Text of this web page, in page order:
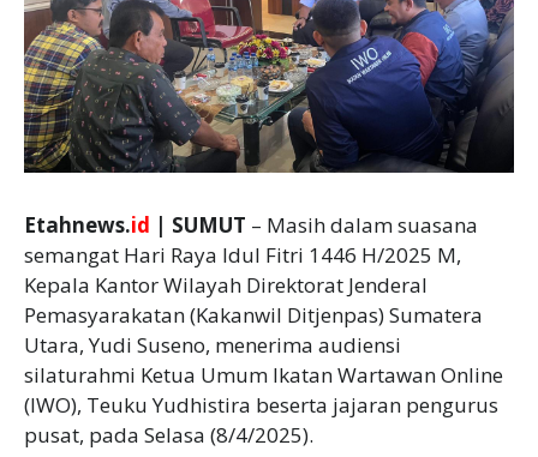
Etahnews.id | SUMUT – Masih dalam suasana
semangat Hari Raya Idul Fitri 1446 H/2025 M,
Kepala Kantor Wilayah Direktorat Jenderal
Pemasyarakatan (Kakanwil Ditjenpas) Sumatera
Utara, Yudi Suseno, menerima audiensi
silaturahmi Ketua Umum Ikatan Wartawan Online
(IWO), Teuku Yudhistira beserta jajaran pengurus
pusat, pada Selasa (8/4/2025).